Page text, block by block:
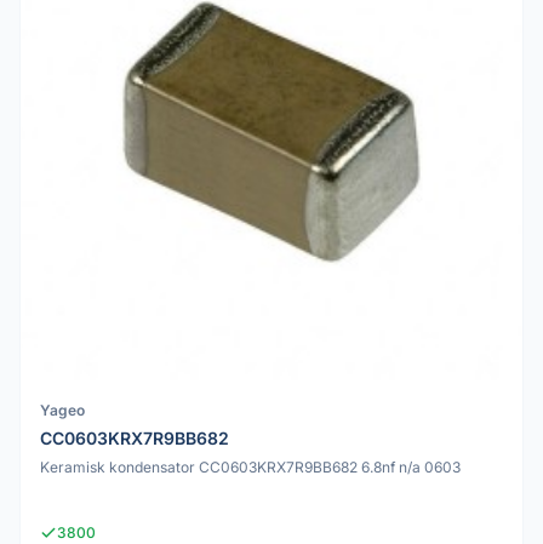
Yageo
CC0603KRX7R9BB682
Keramisk kondensator CC0603KRX7R9BB682 6.8nf n/a 0603
3800